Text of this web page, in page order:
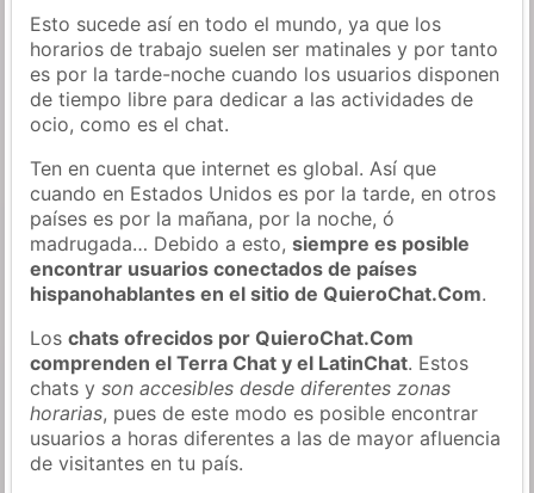
Esto sucede así en todo el mundo, ya que los
horarios de trabajo suelen ser matinales y por tanto
es por la tarde-noche cuando los usuarios disponen
de tiempo libre para dedicar a las actividades de
ocio, como es el chat.
Ten en cuenta que internet es global. Así que
cuando en Estados Unidos es por la tarde, en otros
países es por la mañana, por la noche, ó
madrugada… Debido a esto,siempre es posible
encontrar usuarios conectados de países
hispanohablantes en el sitio de QuieroChat.Com.
Loschats ofrecidos por QuieroChat.Com
comprenden el Terra Chat y el LatinChat. Estos
chats yson accesibles desde diferentes zonas
horarias, pues de este modo es posible encontrar
usuarios a horas diferentes a las de mayor afluencia
de visitantes en tu país.